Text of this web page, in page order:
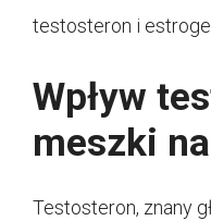
testosteron i
Wpływ
meszki
Testosteron, znany